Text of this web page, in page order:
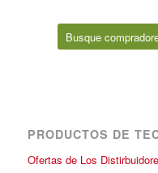
Busque
PRODUCTOS DE
Ofertas de Los